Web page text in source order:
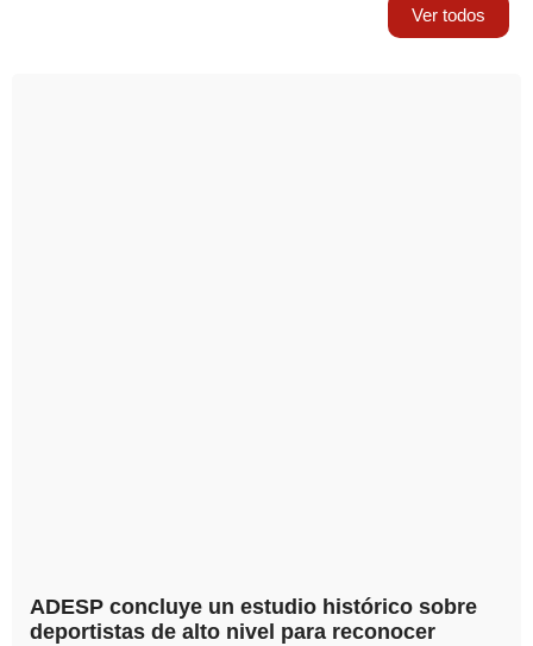
Ver todos
ADESP concluye un estudio histórico sobre
deportistas de alto nivel para reconocer